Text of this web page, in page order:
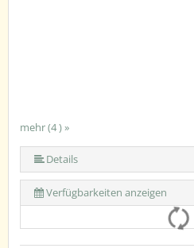
mehr (4 ) »
Details
Verfügbarkeiten anzeigen